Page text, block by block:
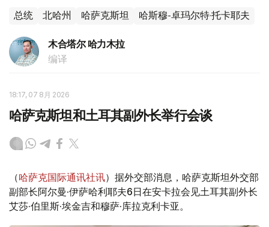
总统 北哈州 哈萨克斯坦 哈斯穆-卓玛尔特·托卡耶夫
木合塔尔 哈力木拉
编译
18:17, 07 8月 2026
哈萨克斯坦和土耳其副外长举行会谈
（哈萨克国际通讯社讯）据外交部消息，哈萨克斯坦外交部
副部长阿尔曼·伊萨哈利耶夫6日在安卡拉会见土耳其副外长
艾莎·伯里斯·埃金吉和穆萨·库拉克利卡亚。